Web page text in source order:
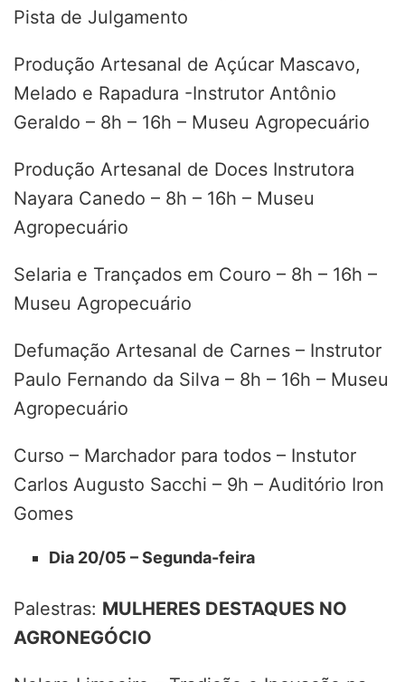
Pista de Julgamento
Produção Artesanal de Açúcar Mascavo,
Melado e Rapadura -Instrutor Antônio
Geraldo – 8h – 16h – Museu Agropecuário
Produção Artesanal de Doces Instrutora
Nayara Canedo – 8h – 16h – Museu
Agropecuário
Selaria e Trançados em Couro – 8h – 16h –
Museu Agropecuário
Defumação Artesanal de Carnes – Instrutor
Paulo Fernando da Silva – 8h – 16h – Museu
Agropecuário
Curso – Marchador para todos – Instutor
Carlos Augusto Sacchi – 9h – Auditório Iron
Gomes
Dia 20/05 – Segunda-feira
Palestras: MULHERES DESTAQUES NO
AGRONEGÓCIO